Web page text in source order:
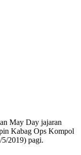
May Day jajaran
Kabag Ops Kompol
5/2019) pagi.